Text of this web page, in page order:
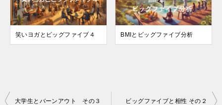
笑いヨガとビッグファイブ４ BMIとビッグファイブ分析
投
大学生とバーンアウト その３ ビッグファイブと相性 その２